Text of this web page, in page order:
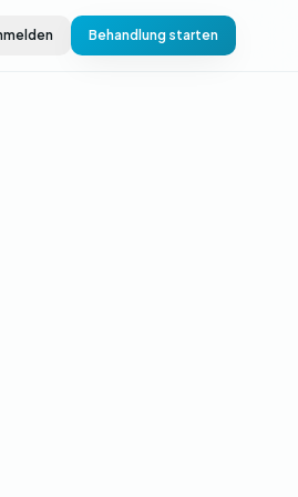
Behandlung starten